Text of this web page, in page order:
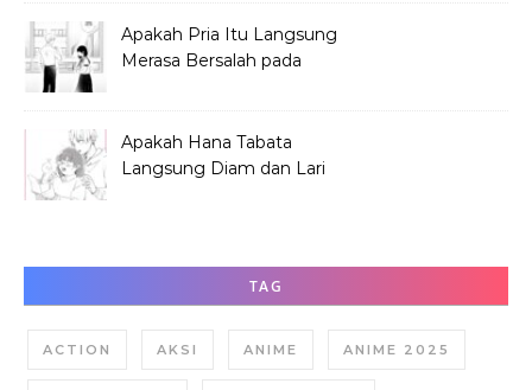
Apakah Pria Itu Langsung
Merasa Bersalah pada
Apakah Hana Tabata
Langsung Diam dan Lari
TAG
ACTION AKSI ANIME ANIME 2025